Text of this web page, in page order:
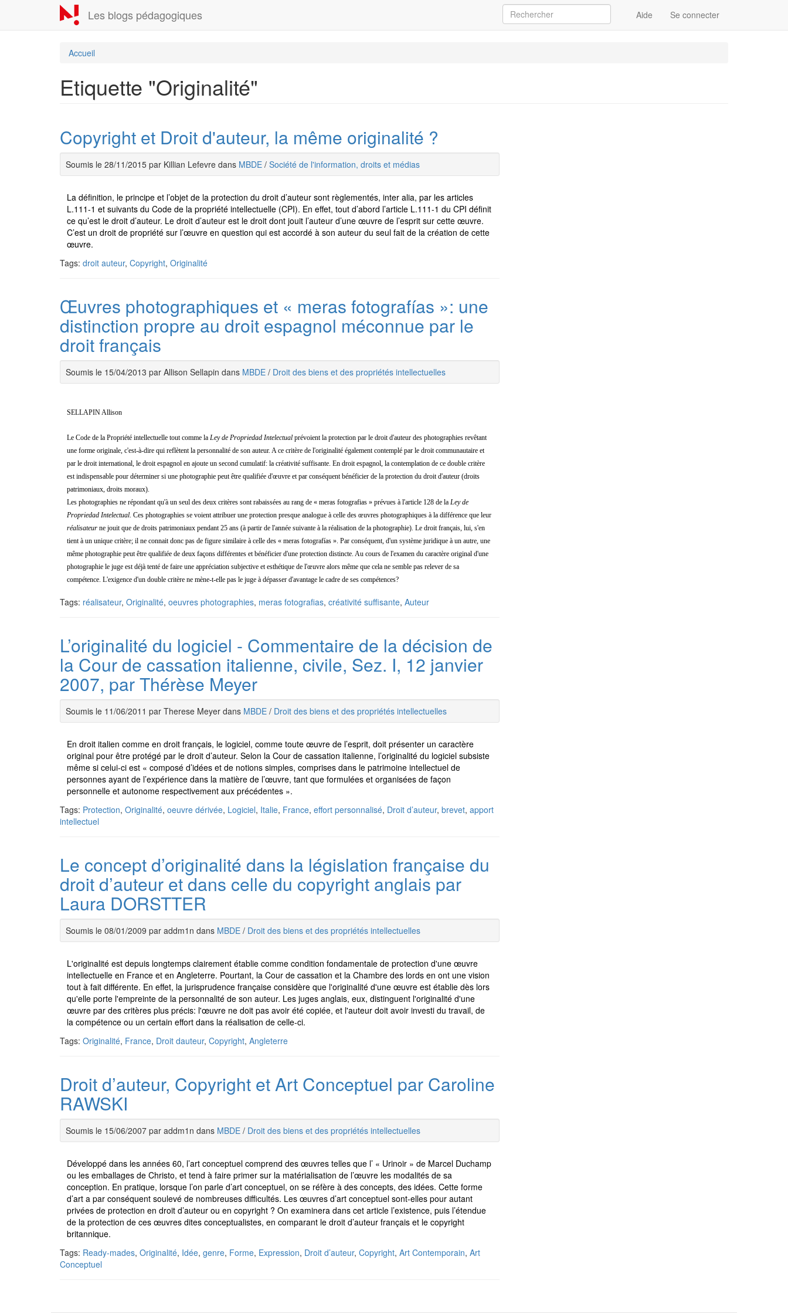
contenu
Les blogs pédagogiques Aide Se connecter
Accueil
Etiquette "Originalité"
Copyright et Droit d'auteur, la même originalité ?
Soumis le 28/11/2015 par Killian Lefevre dans MBDE / Société de l'information, droits et médias
La définition, le principe et l’objet de la protection du droit d’auteur sont règlementés, inter alia, par les articles
L.111-1 et suivants du Code de la propriété intellectuelle (CPI). En effet, tout d’abord l’article L.111-1 du CPI définit
ce qu’est le droit d’auteur. Le droit d’auteur est le droit dont jouit l’auteur d’une œuvre de l’esprit sur cette œuvre.
C’est un droit de propriété sur l’œuvre en question qui est accordé à son auteur du seul fait de la création de cette
œuvre.
Tags: droit auteur, Copyright, Originalité
Œuvres photographiques et « meras fotografías »: une
distinction propre au droit espagnol méconnue par le
droit français
Soumis le 15/04/2013 par Allison Sellapin dans MBDE / Droit des biens et des propriétés intellectuelles
SELLAPIN Allison
Le Code de la Propriété intellectuelle tout comme la Ley de Propriedad Intelectual prévoient la protection par le droit d'auteur des photographies revêtant
une forme originale, c'est-à-dire qui reflètent la personnalité de son auteur. A ce critère de l'originalité également contemplé par le droit communautaire et
par le droit international, le droit espagnol en ajoute un second cumulatif: la créativité suffisante. En droit espagnol, la contemplation de ce double critère
est indispensable pour déterminer si une photographie peut être qualifiée d'œuvre et par conséquent bénéficier de la protection du droit d'auteur (droits
patrimoniaux, droits moraux).
Les photographies ne répondant qu'à un seul des deux critères sont rabaissées au rang de « meras fotografias » prévues à l'article 128 de la Ley de
Propriedad Intelectual. Ces photographies se voient attribuer une protection presque analogue à celle des œuvres photographiques à la différence que leur
réalisateur ne jouit que de droits patrimoniaux pendant 25 ans (à partir de l'année suivante à la réalisation de la photographie). Le droit français, lui, s'en
tient à un unique critère; il ne connait donc pas de figure similaire à celle des « meras fotografías ». Par conséquent, d'un système juridique à un autre, une
même photographie peut être qualifiée de deux façons différentes et bénéficier d'une protection distincte. Au cours de l'examen du caractère original d'une
photographie le juge est déjà tenté de faire une appréciation subjective et esthétique de l'œuvre alors même que cela ne semble pas relever de sa
compétence. L'exigence d'un double critère ne mène-t-elle pas le juge à dépasser d'avantage le cadre de ses compétences?
Tags: réalisateur, Originalité, oeuvres photographies, meras fotografias, créativité suffisante, Auteur
L’originalité du logiciel - Commentaire de la décision de
la Cour de cassation italienne, civile, Sez. I, 12 janvier
2007, par Thérèse Meyer
Soumis le 11/06/2011 par Therese Meyer dans MBDE / Droit des biens et des propriétés intellectuelles
En droit italien comme en droit français, le logiciel, comme toute œuvre de l’esprit, doit présenter un caractère
original pour être protégé par le droit d’auteur. Selon la Cour de cassation italienne, l’originalité du logiciel subsiste
même si celui-ci est « composé d’idées et de notions simples, comprises dans le patrimoine intellectuel de
personnes ayant de l’expérience dans la matière de l’œuvre, tant que formulées et organisées de façon
personnelle et autonome respectivement aux précédentes ».
Tags: Protection, Originalité, oeuvre dérivée, Logiciel, Italie, France, effort personnalisé, Droit d’auteur, brevet, apport
intellectuel
Le concept d’originalité dans la législation française du
droit d’auteur et dans celle du copyright anglais par
Laura DORSTTER
Soumis le 08/01/2009 par addm1n dans MBDE / Droit des biens et des propriétés intellectuelles
L'originalité est depuis longtemps clairement établie comme condition fondamentale de protection d'une œuvre
intellectuelle en France et en Angleterre. Pourtant, la Cour de cassation et la Chambre des lords en ont une vision
tout à fait différente. En effet, la jurisprudence française considère que l'originalité d'une œuvre est établie dès lors
qu'elle porte l'empreinte de la personnalité de son auteur. Les juges anglais, eux, distinguent l'originalité d'une
œuvre par des critères plus précis: l'œuvre ne doit pas avoir été copiée, et l'auteur doit avoir investi du travail, de
la compétence ou un certain effort dans la réalisation de celle-ci.
Tags: Originalité, France, Droit dauteur, Copyright, Angleterre
Droit d’auteur, Copyright et Art Conceptuel par Caroline
RAWSKI
Soumis le 15/06/2007 par addm1n dans MBDE / Droit des biens et des propriétés intellectuelles
Développé dans les années 60, l’art conceptuel comprend des œuvres telles que l’ « Urinoir » de Marcel Duchamp
ou les emballages de Christo, et tend à faire primer sur la matérialisation de l’œuvre les modalités de sa
conception. En pratique, lorsque l’on parle d’art conceptuel, on se réfère à des concepts, des idées. Cette forme
d’art a par conséquent soulevé de nombreuses difficultés. Les œuvres d’art conceptuel sont-elles pour autant
privées de protection en droit d’auteur ou en copyright ? On examinera dans cet article l’existence, puis l’étendue
de la protection de ces œuvres dites conceptualistes, en comparant le droit d’auteur français et le copyright
britannique.
Tags: Ready-mades, Originalité, Idée, genre, Forme, Expression, Droit d’auteur, Copyright, Art Contemporain, Art
Conceptuel